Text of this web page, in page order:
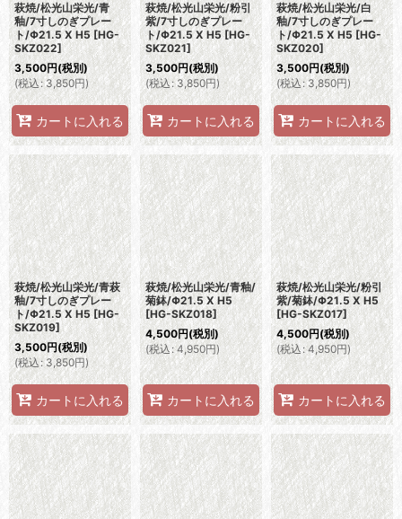
萩焼/松光山栄光/青
釉/7寸しのぎプレー
ト/Φ21.5 X H5 [HG-
SKZ022]
3,500円(税別)
(税込 : 3,850円)
カートに入れる
萩焼/松光山栄光/粉引
紫/7寸しのぎプレー
ト/Φ21.5 X H5 [HG-
SKZ021]
3,500円(税別)
(税込: 3,850円)
カートに入れる
萩焼/松光山栄光/白
釉/7寸しのぎプレー
ト/Φ21.5 X H5 [HG-
SKZ020]
3,500円(税別)
(税込 : 3,850円)
カートに入れる
萩焼/松光山栄光/青萩
釉/7寸しのぎプレー
ト/Φ21.5 X H5 [HG-
SKZ019]
3,500円(税別)
(税込 : 3,850円)
カートに入れる
萩焼/松光山栄光/青釉/
菊鉢/Φ21.5 X H5
[HG-SKZ018]
4,500円(税別)
(税込: 4,950円)
カートに入れる
萩焼/松光山栄光/粉引
紫/菊鉢/Φ21.5 X H5
[HG-SKZ017]
4,500円(税別)
(税込 : 4,950円)
カートに入れる